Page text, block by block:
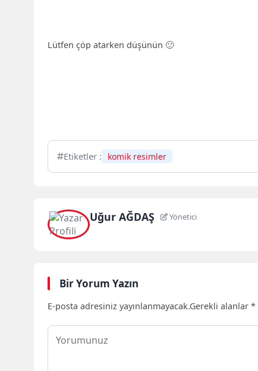
Lütfen çöp atarken düşünün 🙂
Etiketler : komik resimler
Uğur AĞDAŞ Yönetici
Bir Yorum Yazın
E-posta adresiniz yayınlanmayacak.Gerekli alanlar*